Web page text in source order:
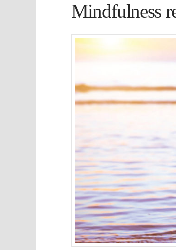
Mindfulness